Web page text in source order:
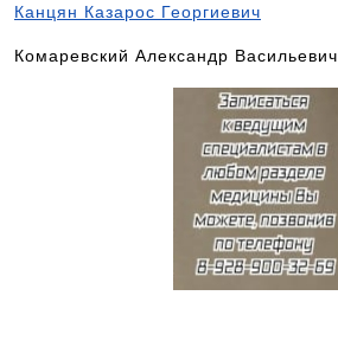
Канцян Казарос Георгиевич
Комаревский Александр Васильевич